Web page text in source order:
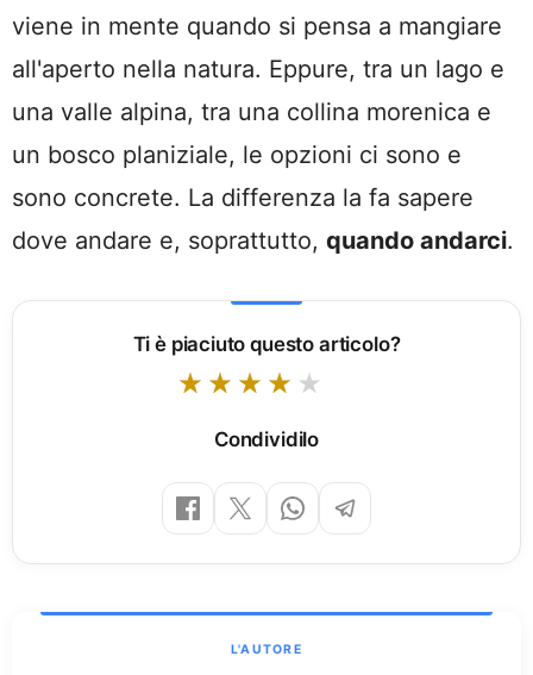
viene in mente quando si pensa a mangiare
all'aperto nella natura. Eppure, tra un lago e
una valle alpina, tra una collina morenica e
un bosco planiziale, le opzioni ci sono e
sono concrete. La differenza la fa sapere
dove andare e, soprattutto, quando andarci.
Ti è piaciuto questo articolo?
Condividilo